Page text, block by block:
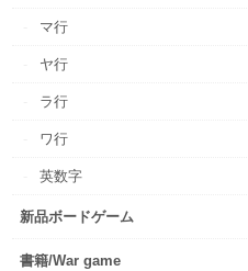
マ行
ヤ行
ラ行
ワ行
英数字
新品ボードゲーム
書籍/War game